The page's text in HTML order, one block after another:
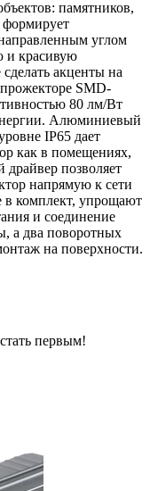
памятников,
формирует
углом
и красивую
акценты на
SMD-
80 лм/Вт
Алюминиевый
IP65 дает
как в помещениях,
позволяет
напрямую к сети
в комплект, упрощают
и соединение
а два поворотных
на поверхности.
первым!